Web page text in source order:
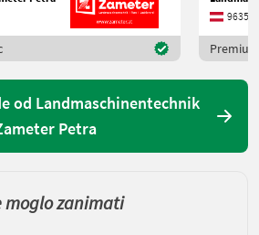
9635
od Landmaschinentechnik
Petra
moglo zanimati